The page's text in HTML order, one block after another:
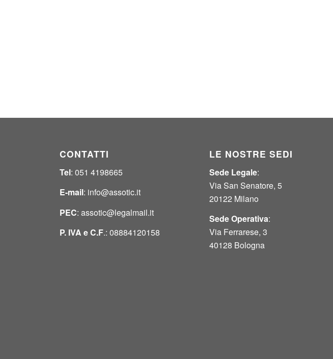
CONTATTI
Tel: 051 4198665
E-mail: info@assotic.it
PEC:assotic@legalmail.it
P. IVA eC.F.: 08884120158
LE NOSTRE SEDI
Sede Legale:
Via San Senatore, 5
20122 Milano
Sede Operativa:
Via Ferrarese, 3
40128 Bologna